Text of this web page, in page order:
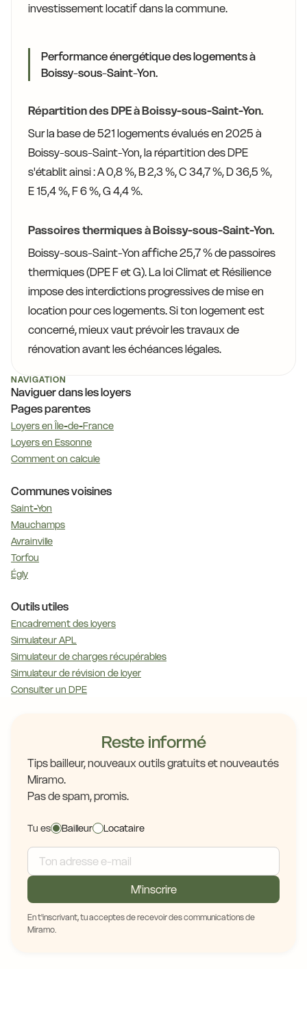
investissement locatif dans la commune.
Performance énergétique des logements à
Boissy-sous-Saint-Yon.
Répartition des DPE à Boissy-sous-Saint-Yon.
Sur la base de 521 logements évalués en 2025 à
Boissy-sous-Saint-Yon, la répartition des DPE
s'établit ainsi : A 0,8 %, B 2,3 %, C 34,7 %, D 36,5 %,
E 15,4 %, F 6 %, G 4,4 %.
Passoires thermiques à Boissy-sous-Saint-Yon.
Boissy-sous-Saint-Yon affiche 25,7 % de passoires
thermiques (DPE F et G). La loi Climat et Résilience
impose des interdictions progressives de mise en
location pour ces logements. Si ton logement est
concerné, mieux vaut prévoir les travaux de
rénovation avant les échéances légales.
NAVIGATION
Naviguer dans les loyers
Pages parentes
Loyers en Île-de-France
Loyers en Essonne
Comment on calcule
Communes voisines
Saint-Yon
Mauchamps
Avrainville
Torfou
Égly
Outils utiles
Encadrement des loyers
Simulateur APL
Simulateur de charges récupérables
Simulateur de révision de loyer
Consulter un DPE
Reste informé
Tips bailleur, nouveaux outils gratuits et nouveautés
Miramo.
Pas de spam, promis.
Tu es Bailleur Locataire
M'inscrire
En t'inscrivant, tu acceptes de recevoir des communications de
Miramo.